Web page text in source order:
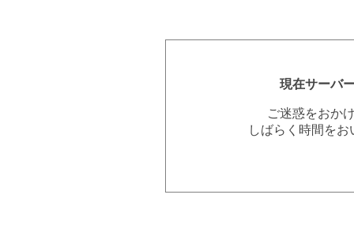
現在サーバ
ご迷惑をおか
しばらく時間を